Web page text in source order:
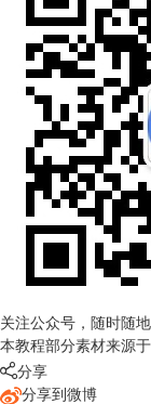
关注公众号，随时随
本教程部分素材来源
分享
分享到微博